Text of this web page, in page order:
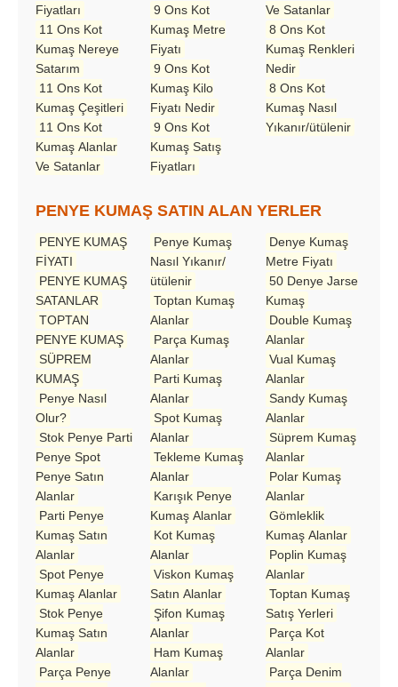
Fiyatları
11 Ons Kot
Kumaş Nereye
Satarım
11 Ons Kot
Kumaş Çeşitleri
11 Ons Kot
Kumaş Alanlar
Ve Satanlar
9 Ons Kot
Kumaş Metre
Fiyatı
9 Ons Kot
Kumaş Kilo
Fiyatı Nedir
9 Ons Kot
Kumaş Satış
Fiyatları
Ve Satanlar
8 Ons Kot
Kumaş Renkleri
Nedir
8 Ons Kot
Kumaş Nasıl
Yıkanır/ütülenir
PENYE KUMAŞ SATIN ALAN YERLER
PENYE KUMAŞ
FİYATI
PENYE KUMAŞ
SATANLAR
TOPTAN
PENYE KUMAŞ
SÜPREM
KUMAŞ
Penye Nasıl
Olur?
Stok Penye Parti
Penye Spot
Penye Satın
Alanlar
Parti Penye
Kumaş Satın
Alanlar
Spot Penye
Kumaş Alanlar
Stok Penye
Kumaş Satın
Alanlar
Parça Penye
Penye Kumaş
Nasıl Yıkanır/
ütülenir
Toptan Kumaş
Alanlar
Parça Kumaş
Alanlar
Parti Kumaş
Alanlar
Spot Kumaş
Alanlar
Tekleme Kumaş
Alanlar
Karışık Penye
Kumaş Alanlar
Kot Kumaş
Alanlar
Viskon Kumaş
Satın Alanlar
Şifon Kumaş
Alanlar
Ham Kumaş
Alanlar
Denye Kumaş
Metre Fiyatı
50 Denye Jarse
Kumaş
Double Kumaş
Alanlar
Vual Kumaş
Alanlar
Sandy Kumaş
Alanlar
Süprem Kumaş
Alanlar
Polar Kumaş
Alanlar
Gömleklik
Kumaş Alanlar
Poplin Kumaş
Alanlar
Toptan Kumaş
Satış Yerleri
Parça Kot
Alanlar
Parça Denim